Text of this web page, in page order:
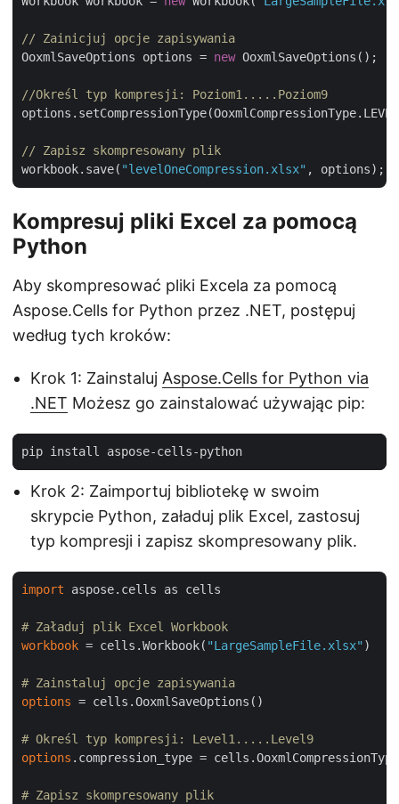
// Zainicjuj opcje zapisywania
OoxmlSaveOptions options = new OoxmlSaveOptions();
//Określ typ kompresji: Poziom1.....Poziom9
// Zapisz skompresowany plik
workbook.save( "levelOneCompression.xlsx"
Kompresuj pliki Excel za pomocą
Python
Aby skompresować pliki Excela za pomocą
Aspose.Cells for Python przez .NET, postępuj
według tych kroków:
Krok 1: Zainstaluj Aspose.Cells for Python via
.NET Możesz go zainstalować używając pip:
Krok 2: Zaimportuj bibliotekę w swoim
skrypcie Python, załaduj plik Excel, zastosuj
typ kompresji i zapisz skompresowany plik.
import aspose.cells as cells
# Załaduj plik Excel Workbook
workbook = cells.Workbook( "LargeSampleFile.xlsx" )
# Zainstaluj opcje zapisywania
options = cells.OoxmlSaveOptions()
# Określ typ kompresji: Level1.....Level9
options .compression_type =
# Zapisz skompresowany plik